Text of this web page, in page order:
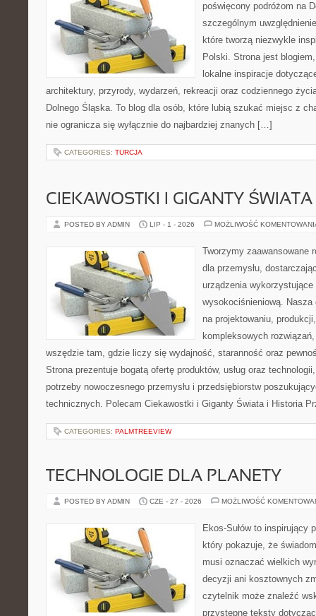
poświęcony podróżom na
szczególnym
które tworzą niezwykle
Polski. Strona jest
lokalne inspiracje
architektury, przyrody, wydarzeń, rekreacji oraz codziennego
Dolnego Śląska. To blog dla osób, które lubią szukać miejsc z
nie ogranicza się wyłącznie do najbardziej znanych […]
CATEGORIES: TURCJA
CIEKAWOSTKI I GIGANTY ŚWIATA
POSTED BY ADMIN LIP - 1 - 2026 MOŻLIWOŚĆ
Tworzymy zaawansowane
dla przemysłu,
urządzenia wykorzystujące
wysokociśnieniową. Nasza
na projektowaniu,
kompleksowych
wszędzie tam, gdzie liczy się wydajność, staranność oraz
Strona prezentuje bogatą ofertę produktów, usług oraz
potrzeby nowoczesnego przemysłu i przedsiębiorstw
technicznych. Polecam Ciekawostki i Giganty Świata i Historia
CATEGORIES: PALMTREEVIEW
TECHNOLOGIE DLA PLANETY
POSTED BY ADMIN CZE - 27 - 2026 MOŻLIWOŚĆ
Ekos-Sułów to inspirujący
który pokazuje, że
musi oznaczać wielkich
decyzji ani kosztownych
czytelnik może znaleźć
przystępne teksty